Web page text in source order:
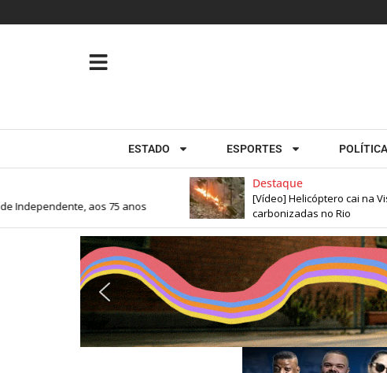
ESTADO ESPORTES POLÍTICA
Destaque
[Vídeo] Helicóptero cai na
carbonizadas no Rio
aos 75 anos